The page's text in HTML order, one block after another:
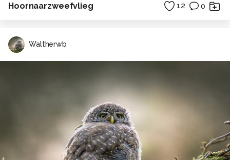
Hoornaarzweefvlieg 12 0
Waltherwb